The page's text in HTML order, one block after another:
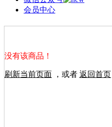
会员中心
没有该商品！
刷新当前页面 ，或者 返回首页